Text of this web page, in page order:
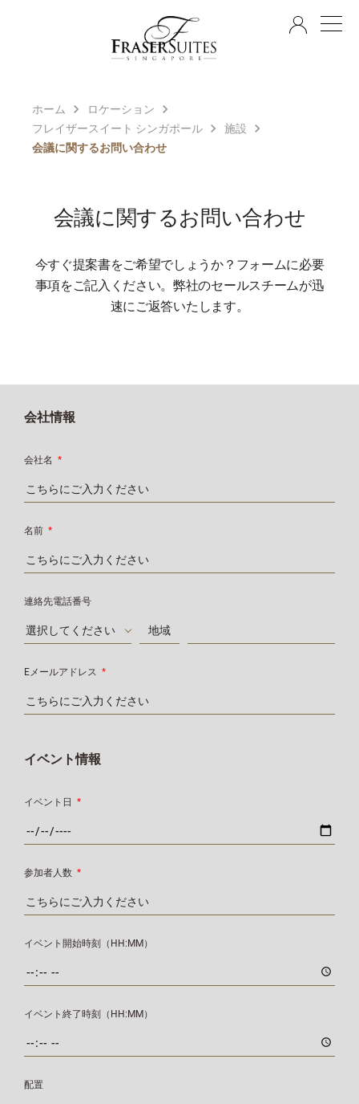
ホーム
ロケーション
フレイザースイート シンガポール
施設
会議に関するお問い合わせ
会議に関するお問い合わせ
今すぐ提案書をご希望でしょうか？フォームに必要
事項をご記入ください。弊社のセールスチームが迅
速にご返答いたします。
会社情報
会社名 *
名前 *
連絡先電話番号
選択してください
Eメールアドレス *
イベント情報
イベント日 *
参加者人数 *
イベント開始時刻（HH:MM）
イベント終了時刻（HH:MM）
配置